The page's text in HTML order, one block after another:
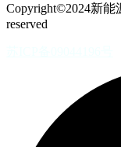
Copyright©2024新
reserved